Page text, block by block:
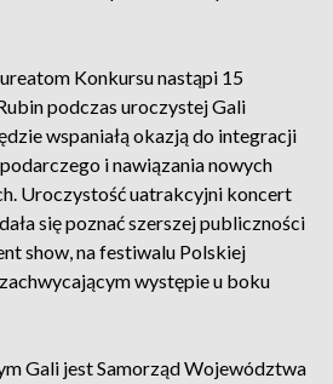
Konkursu nastąpi 15
podczas uroczystej Gali
wspaniałą okazją do integracji
i nawiązania nowych
Uroczystość uatrakcyjni koncert
się poznać szerszej publiczności
show, na festiwalu Polskiej
występie u boku
Gali jest Samorząd Województwa